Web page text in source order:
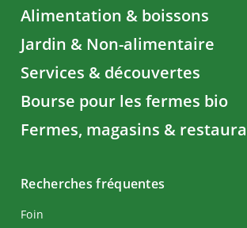
Alimentation & boissons
Jardin & Non-alimentaire
Services & découvertes
Bourse pour les fermes bio
Fermes, magasins &
Recherches fréquentes
Foin